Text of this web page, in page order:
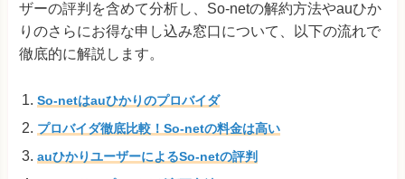
ザーの評判を含めて分析し、So-netの解約方法やauひか
りのさらにお得な申し込み窓口について、以下の流れで
徹底的に解説します。
So-netはauひかりのプロバイダ
プロバイダ徹底比較 ！So-netの料金は高い
auひかりユーザーによるSo-netの評判